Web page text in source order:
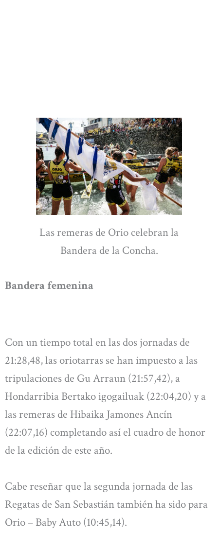
Las remeras de Orio celebran la
Bandera de la Concha.
Bandera femenina
Con un tiempo total en las dos jornadas de
21:28,48, las oriotarras se han impuesto a las
tripulaciones de Gu Arraun (21:57,42), a
Hondarribia Bertako igogailuak (22:04,20) y a
las remeras de Hibaika Jamones Ancín
(22:07,16) completando así el cuadro de honor
de la edición de este año.
Cabe reseñar que la segunda jornada de las
Regatas de San Sebastián también ha sido para
Orio – Baby Auto (10:45,14).